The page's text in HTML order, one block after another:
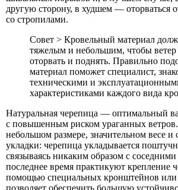
другую сторону, в худшем — оторваться
со стропилами.
Совет > Кровельный материал
тяжелым и небольшим, чтобы ветер
оторвать и поднять. Правильно
материал поможет специалист,
техническими и
характеристиками каждого вида
Натуральная черепица — оптимальный
с повышенным риском ураганных
небольшом размере, значительном весе и
укладки: черепица укладывается
связываясь никаким образом с
последнее время практикуют крепление
помощью специальных кронштейнов или